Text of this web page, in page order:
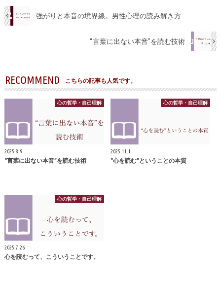
強がりと本音の境界線。男性心理の読み解き方
“言葉に出ない本音”を読む技術
RECOMMEND こちらの記事も人気です。
心の哲学・自己理解
2025.8.9
“言葉に出ない本音”を読む技術
心の哲学・自己理解
2025.11.1
“心を読む”ということの本質
心の哲学・自己理解
2025.7.26
心を読むって、こういうことです。